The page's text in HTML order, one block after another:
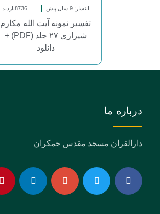
انتشار: 9 سال پیش 8736بازدید
تفسیر نمونه آیت الله مکارم
شیرازی ۲۷ جلد (PDF) +
دانلود
درباره ما
دارالقران مسجد مقدس جمکران